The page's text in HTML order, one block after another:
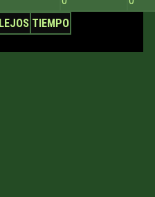
LEJOS TIEMPO